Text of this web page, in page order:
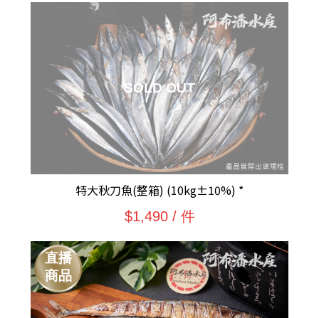
特大秋刀魚(整箱) (10kg±10%) *
$1,490 / 件
直播
商品